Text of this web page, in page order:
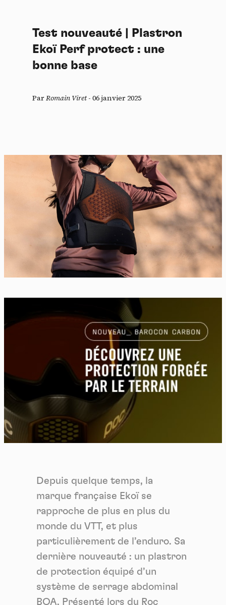
Test nouveauté | Plastron
Ekoï Perf protect : une
bonne base
ParRomain Viret- 06 janvier 2025
Depuis quelque temps, la
marque française Ekoï se
rapproche de plus en plus du
monde du VTT, et plus
particulièrement de l’enduro. Sa
dernière nouveauté : un plastron
de protection équipé d’un
système de serrage abdominal
BOA. Présenté lors du Roc